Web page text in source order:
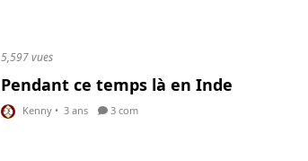
5,597 vues
Pendant ce temps là en Inde
Kenny • 3 ans 3 com